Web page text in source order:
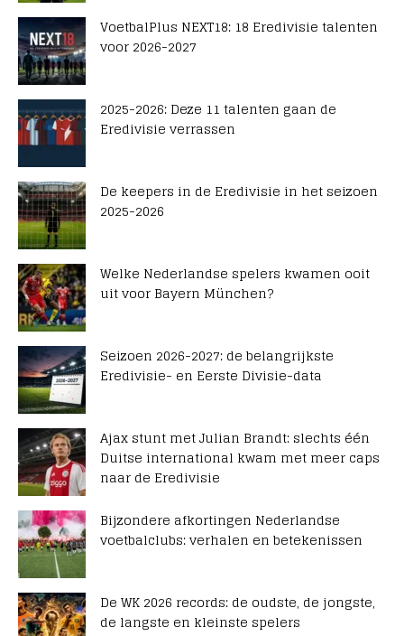
VoetbalPlus NEXT18: 18 Eredivisie talenten
voor 2026-2027
2025-2026: Deze 11 talenten gaan de
Eredivisie verrassen
De keepers in de Eredivisie in het seizoen
2025-2026
Welke Nederlandse spelers kwamen ooit
uit voor Bayern München?
Seizoen 2026-2027: de belangrijkste
Eredivisie- en Eerste Divisie-data
Ajax stunt met Julian Brandt: slechts één
Duitse international kwam met meer caps
naar de Eredivisie
Bijzondere afkortingen Nederlandse
voetbalclubs: verhalen en betekenissen
De WK 2026 records: de oudste, de jongste,
de langste en kleinste spelers